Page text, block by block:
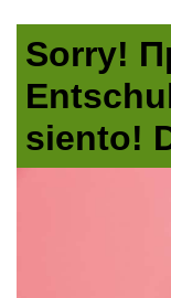
Sorry!
siento!